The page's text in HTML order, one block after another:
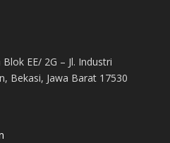
EE/ 2G – Jl. Industri
Bekasi, Jawa Barat 17530